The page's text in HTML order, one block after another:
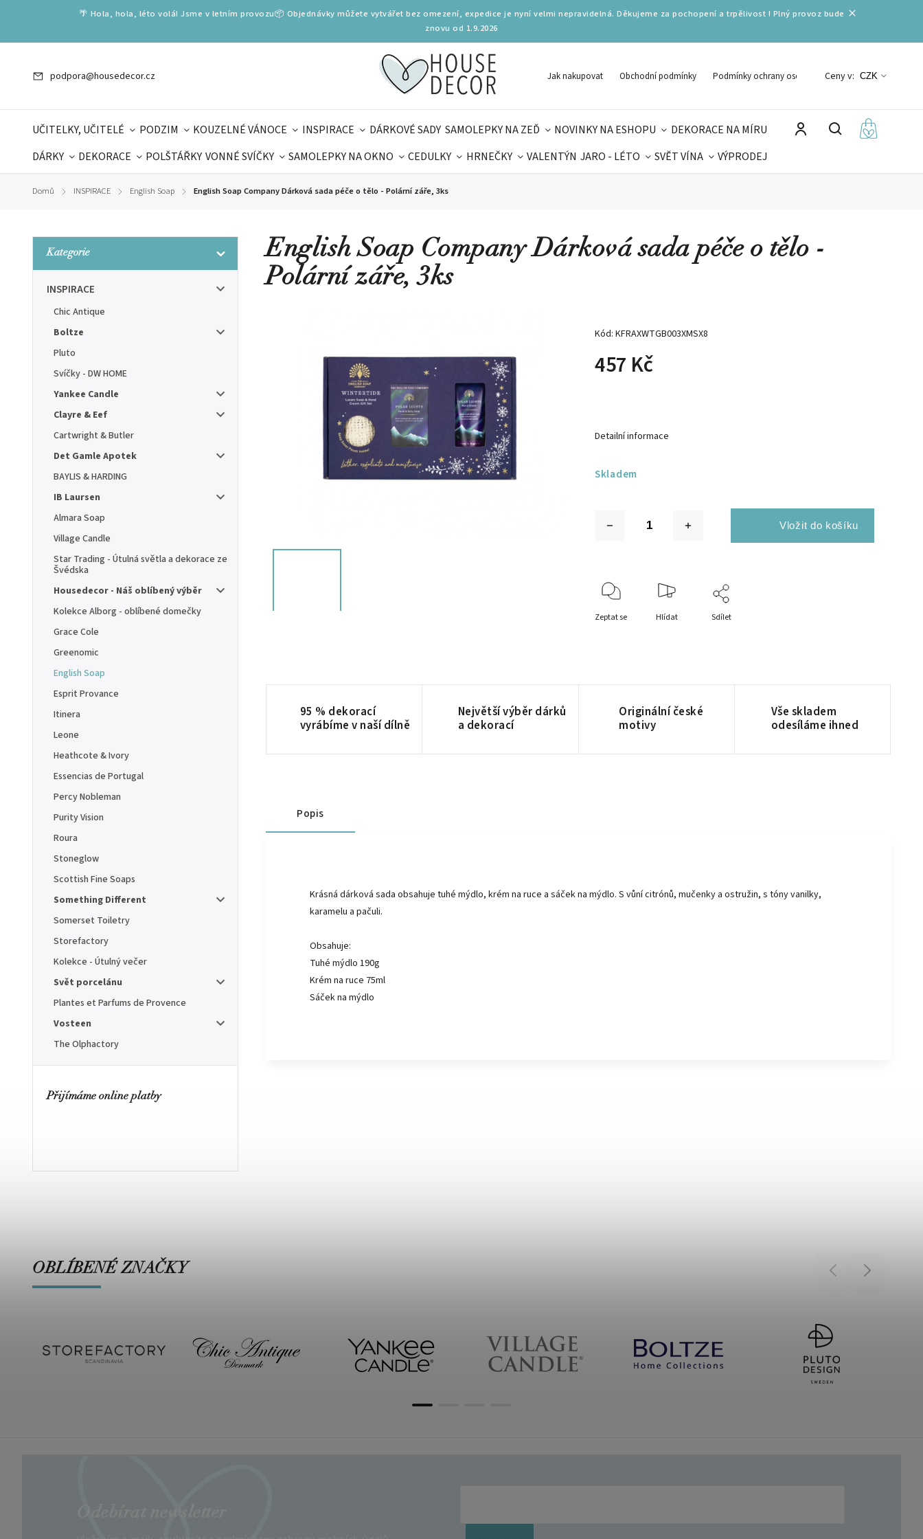
🌴 Hola, hola, léto volá! Jsme v letním provozu📦 Objednávky můžete vytvářet bez omezení, expedice je nyní velmi nepravidelná. Děkujeme za pochopení a trpělivost ! Plný provoz bude
znovu od 1.9.2026
podpora@housedecor.cz Jak nakupovat Obchodní podmínky Podmínky ochrany osobních údajů
Ceny v: CZK
UČITELKY, UČITELÉ PODZIM KOUZELNÉ VÁNOCE INSPIRACE DÁRKOVÉ SADY SAMOLEPKY NA ZEĎ NOVINKY NA ESHOPU
DEKORACE NA MÍRU
DÁRKY
DEKORACE POLŠTÁŘKY VONNÉ SVÍČKY SAMOLEPKY NA OKNO CEDULKY HRNEČKY VALENTÝN JARO - LÉTO SVĚT VÍNA
VÝPRODEJ
Domů / INSPIRACE / English Soap / English Soap Company Dárková sada péče o tělo - Polární záře, 3ks
Kategorie
INSPIRACE
Chic Antique
Boltze
Pluto
Svíčky - DW HOME
Yankee Candle
Clayre & Eef
Cartwright & Butler
Det Gamle Apotek
BAYLIS & HARDING
IB Laursen
Almara Soap
Village Candle
Star Trading - Útulná světla a dekorace ze
Švédska
Housedecor - Náš oblíbený výběr
Kolekce Alborg - oblíbené domečky
Grace Cole
Greenomic
English Soap
Esprit Provance
Itinera
Leone
Heathcote & Ivory
Essencias de Portugal
Percy Nobleman
Purity Vision
Roura
Stoneglow
Scottish Fine Soaps
Something Different
Somerset Toiletry
Storefactory
Kolekce - Útulný večer
Svět porcelánu
Plantes et Parfums de Provence
Vosteen
The Olphactory
Přijímáme online platby
English Soap Company Dárková sada péče o tělo -
Polární záře, 3ks
Kód: KFRAXWTGB003XMSX8
457 Kč
Skladem
Detailní informace
Zeptat se Hlídat Sdílet
95 % dekorací
vyrábíme v naší dílně
Největší výběr dárků
a dekorací
Originální české
motivy
Vše skladem
odesíláme ihned
Popis
Krásná dárková sada obsahuje tuhé mýdlo, krém na ruce a sáček na mýdlo. S vůní citrónů, mučenky a ostružin, s tóny vanilky,
karamelu a pačuli.
Obsahuje:
Tuhé mýdlo 190g
Krém na ruce 75ml
Sáček na mýdlo
OBLÍBENÉ ZNAČKY Previous Next